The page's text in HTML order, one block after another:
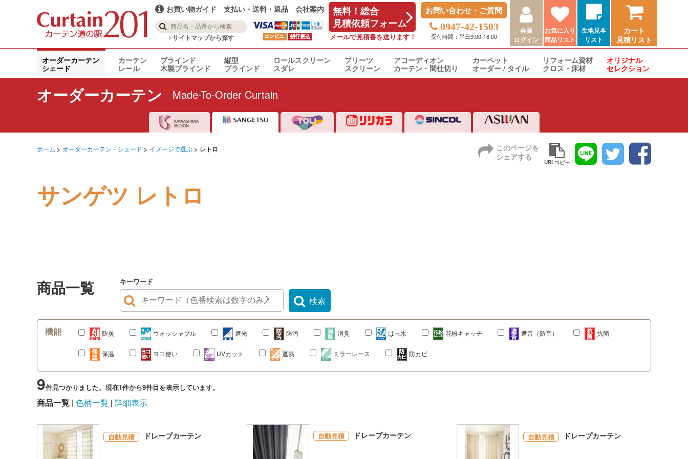
お買い物ガイド 支払い・送料・返品 会社案内
サイトマップから探す
無料！総合
見積依頼フォーム
メールで見積書を送ります！
お問い合わせ・ご質問
0947-42-1503
受付時間：平日9:00-18:00
会員
ログイン
お気に入り
商品リスト
生地見本
リスト
カート
見積リスト
オーダーカーテン
シェード
カーテン
レール
ブラインド
木製ブラインド
縦型
ブラインド
ロールスクリーン
スダレ
プリーツ
スクリーン
アコーディオン
カーテン・間仕切り
カーペット
オーダー / タイル
リフォーム資材
クロス・床材
オリジナル
セレクション
オーダーカーテン Made-To-Order Curtain
ホーム オーダーカーテン・シェード イメージで選ぶ レトロ
このページを
シェアする
URLコピー
サンゲツ レトロ
商品一覧 キーワード
検索
機能 防炎 ウォッシャブル 遮光 防汚 消臭 はっ水 花粉キャッチ 遮音（防音） 抗菌
保温 ヨコ使い UVカット 遮熱 ミラーレース 防カビ
9件見つかりました。現在1件から9件目を表示しています。
商品一覧 色柄一覧 詳細表示
自動見積 ドレープカーテン 自動見積 ドレープカーテン 自動見積 ドレープカーテン